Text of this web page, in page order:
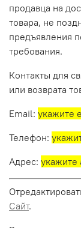
продавца на
товара, не
предъявления
требования.
Контакты для
или возврата
Email: укажите
Телефон:
Адрес: укажите
Сайт.